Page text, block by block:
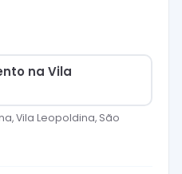
na Vila
Vila Leopoldina, São